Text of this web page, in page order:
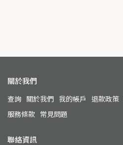
關於我們
查詢 關於我們 我的帳戶 退款政策
服務條款 常見問題
聯絡資訊